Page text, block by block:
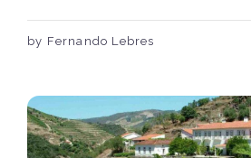
by Fernando Lebres